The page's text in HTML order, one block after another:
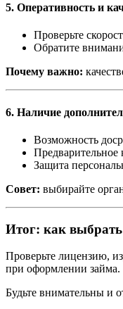
5. Оперативность и
Проверьте
Обратите
Почему важно:
6. Наличие
Возможность
Защита
Совет: выбирайте
Итог: как
Проверьте лицензию,
при оформлении займа.
Будьте внимательны и